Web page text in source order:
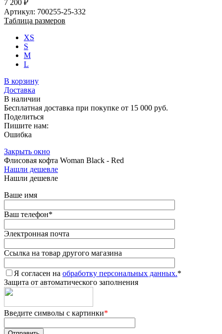
7 200 ₽
Артикул: 700255-25-332
Таблица размеров
XS
S
M
L
В корзину
Доставка
В наличии
Бесплатная доставка при покупке от 15 000 руб.
Поделиться
Пишите нам:
Ошибка
Закрыть окно
Флисовая кофта Woman Black - Red
Нашли дешевле
Нашли дешевле
Ваше имя
Ваш телефон*
Электронная почта
Ссылка на товар другого магазина
Я согласен на обработку персональных данных.*
Защита от автоматического заполнения
Введите символы с картинки*